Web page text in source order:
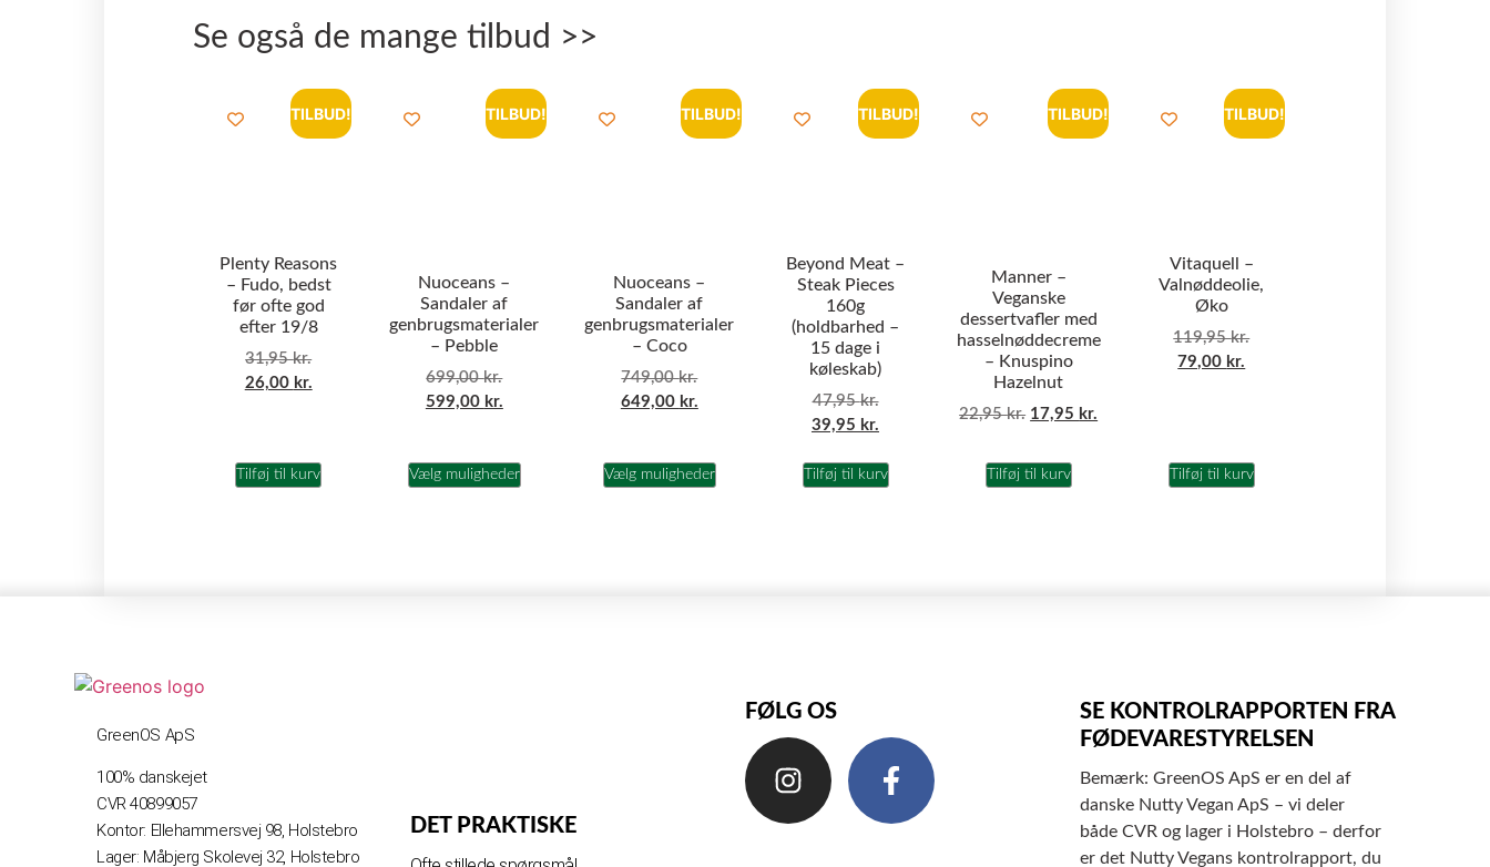
Se også de mange tilbud >>
TILBUD!
Plenty Reasons
– Fudo, bedst
før ofte god
efter 19/8
31,95kr.
26,00 kr.
Tilføj til kurv
TILBUD!
Nuoceans –
Sandaler af
genbrugsmaterialer
– Pebble
699,00kr.
599,00 kr.
Vælg muligheder
TILBUD!
Nuoceans –
Sandaler af
genbrugsmaterialer
– Coco
749,00kr.
649,00 kr.
Vælg muligheder
TILBUD!
Beyond Meat –
Steak Pieces
160g
(holdbarhed –
15 dage i
køleskab)
47,95kr.
39,95 kr.
Tilføj til kurv
TILBUD!
Manner –
Veganske
dessertvafler med
hasselnøddecreme
– Knuspino
Hazelnut
22,95kr. 17,95 kr.
Tilføj til kurv
TILBUD!
Vitaquell –
Valnøddeolie,
Øko
119,95kr.
79,00 kr.
Tilføj til kurv
GreenOS ApS
100% danskejet
CVR 40899057
Kontor: Ellehammersvej 98, Holstebro
Lager: Måbjerg Skolevej 32, Holstebro
DET PRAKTISKE
FØLG OS
SE KONTROLRAPPORTEN FRA
FØDEVARESTYRELSEN
Bemærk: GreenOS ApS er en del af
danske Nutty Vegan ApS – vi deler
både CVR og lager i Holstebro – derfor
er det Nutty Vegans kontrolrapport, du